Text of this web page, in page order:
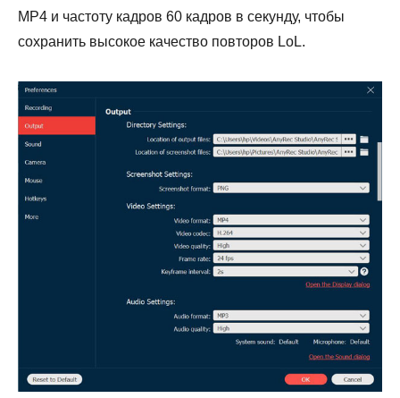
Шаг 1.
MP4 и частоту кадров 60 кадров в секунду, чтобы
сохранить высокое качество повторов LoL.